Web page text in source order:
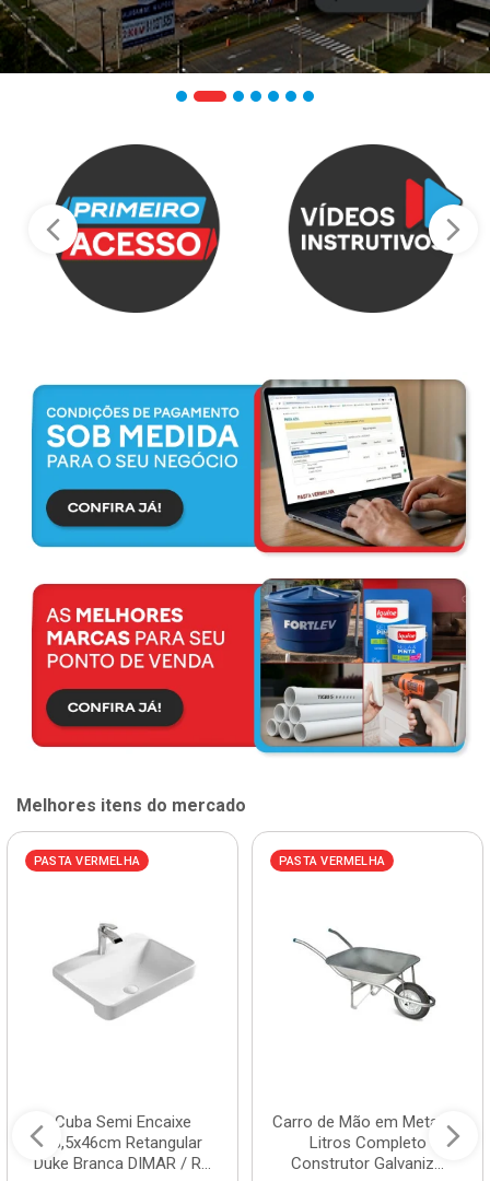
Melhores itens do mercado
PASTA VERMELHA
Cuba Semi Encaixe
58,5x46cm Retangular
Duke Branca DIMAR / R...
PASTA VERMELHA
Carro de Mão em Metal 60
Litros Completo
Construtor Galvaniz...